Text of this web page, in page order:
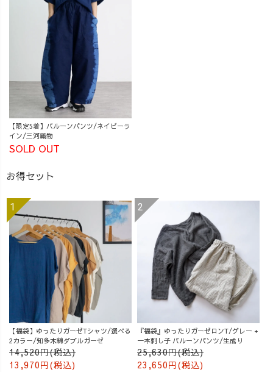
【限定5着】バルーンパンツ/ネイビーラ
イン/三河織物
SOLD OUT
お得セット
【福袋】ゆったりガーゼTシャツ/選べる
2カラー/知多木綿ダブルガーゼ
14,520円(税込)
13,970円(税込)
『福袋』ゆったりガーゼロンT/グレー +
一本刺し子 バルーンパンツ/生成り
25,630円(税込)
23,650円(税込)